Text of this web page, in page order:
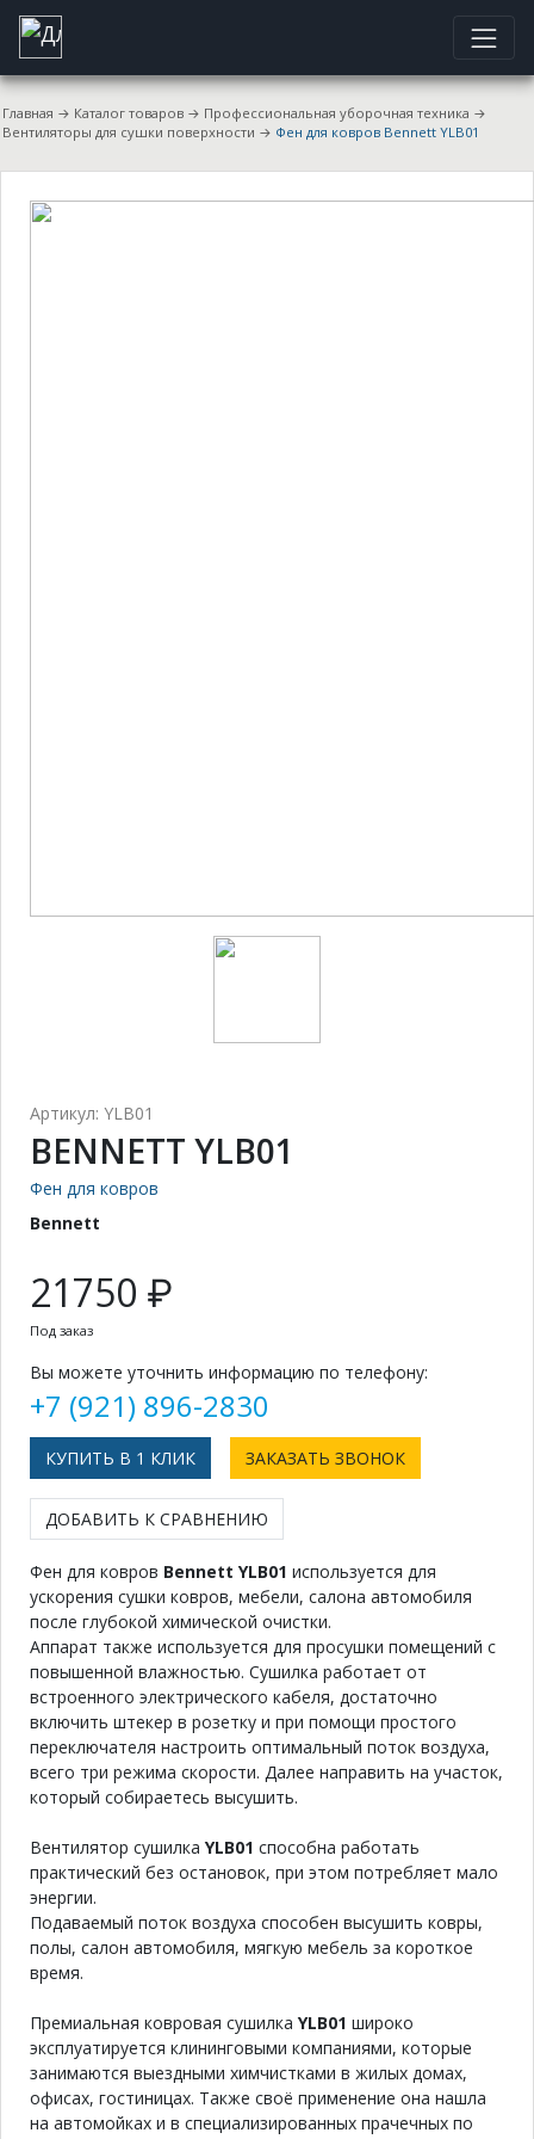
Главная → Каталог товаров → Профессиональная уборочная техника →
Вентиляторы для сушки поверхности → Фен для ковров Bennett YLB01
Артикул: YLB01
BENNETT YLB01
Фен для ковров
Bennett
21750 ₽
Под заказ
Вы можете уточнить информацию по телефону:
+7 (921) 896-2830
КУПИТЬ В 1 КЛИК ЗАКАЗАТЬ ЗВОНОК
ДОБАВИТЬ К СРАВНЕНИЮ
Фен для ковров Bennett YLB01 используется для
ускорения сушки ковров, мебели, салона автомобиля
после глубокой химической очистки.
Аппарат также используется для просушки помещений с
повышенной влажностью. Сушилка работает от
встроенного электрического кабеля, достаточно
включить штекер в розетку и при помощи простого
переключателя настроить оптимальный поток воздуха,
всего три режима скорости. Далее направить на участок,
который собираетесь высушить.
Вентилятор сушилка YLB01 способна работать
практический без остановок, при этом потребляет мало
энергии.
Подаваемый поток воздуха способен высушить ковры,
полы, салон автомобиля, мягкую мебель за короткое
время.
Премиальная ковровая сушилка YLB01 широко
эксплуатируется клининговыми компаниями, которые
занимаются выездными химчистками в жилых домах,
офисах, гостиницах. Также своё применение она нашла
на автомойках и в специализированных прачечных по